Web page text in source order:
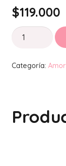
$119.000
amor
Categoría: